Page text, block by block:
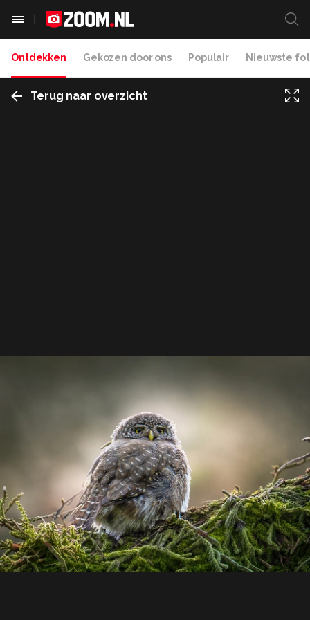
Ontdekken Gekozen door ons Populair Nieuwste
Terug naar overzicht